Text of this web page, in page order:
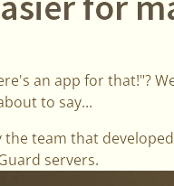
an app for that!"?
to say...
team that
servers.